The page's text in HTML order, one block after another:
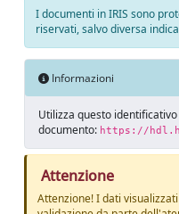
I documenti in IRIS sono
riservati, salvo diversa
Informazioni
Utilizza questo
documento: https://
Attenzione
Attenzione! I dati